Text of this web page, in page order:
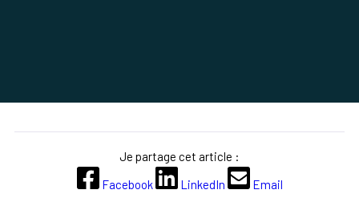
Je partage cet article :
Facebook
LinkedIn Email